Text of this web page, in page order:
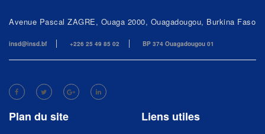
Avenue Pascal ZAGRE, Ouaga 2000, Ouagadougou, Burkina Faso
insd@insd.bf +226 25 49 85 02 BP 374 Ouagadougou 01
Plan du site Liens utiles